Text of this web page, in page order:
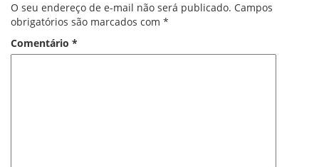
O seu endereço de e-mail não será publicado. Campos
obrigatórios são marcados com *
Comentário *